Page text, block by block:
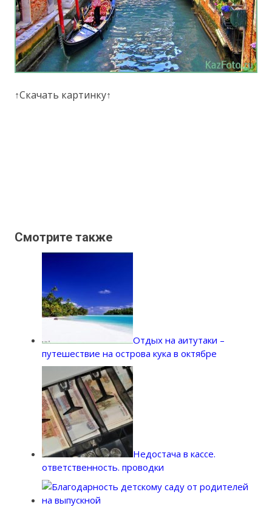
↑Скачать картинку↑
Смотрите также
Отдых на аитутаки –
путешествие на острова кука в октябре
Недостача в кассе.
ответственность. проводки